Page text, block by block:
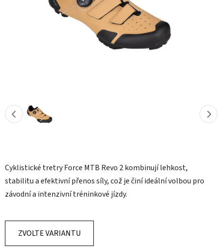
Cyklistické tretry Force MTB Revo 2 kombinují lehkost,
stabilitu a efektivní přenos síly, což je činí ideální volbou pro
závodní a intenzivní tréninkové jízdy.
ZVOLTE VARIANTU